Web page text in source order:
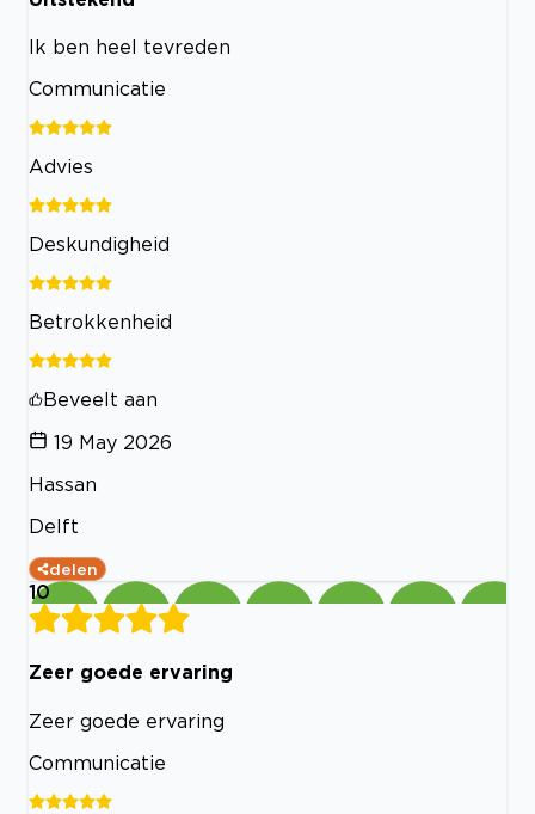
Ik ben heel tevreden
Communicatie
Advies
Deskundigheid
Betrokkenheid
Beveelt aan
19 May 2026
Hassan
Delft
delen
10
Zeer goede ervaring
Zeer goede ervaring
Communicatie